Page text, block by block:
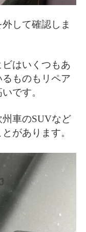
して確認しま
はいくつもあ
ものもリペア
です。
車のSUVなど
があります。